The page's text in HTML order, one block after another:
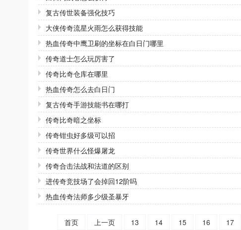
复古传世装备强化技巧
大侠传奇流星火雨怎么获得技能
热血传奇中鹰卫刷的坐标在白日门哪里
传奇道士怎么玩厉害了
传奇比奇仓库在哪里
热血传奇怎么去白日门
复古传奇手游技能书在哪打
传奇比奇暗之坐标
传奇钳虫好多级可以招
传奇世界什么怪爆屠龙
传奇合击法战和法道的区别
进传奇竞技场了会掉回12阶吗
热血传奇法师多少级圣暴牙
首页 上一页 13 14 15 16 17